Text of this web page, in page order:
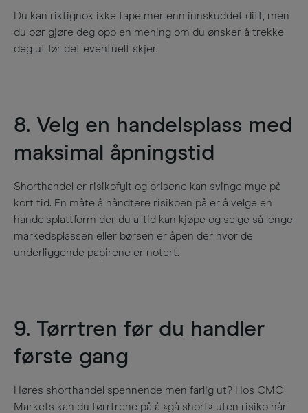
Du kan riktignok ikke tape mer enn innskuddet ditt, men
du bør gjøre deg opp en mening om du ønsker å trekke
deg ut før det eventuelt skjer.
8. Velg en handelsplass med
maksimal åpningstid
Shorthandel er risikofylt og prisene kan svinge mye på
kort tid. En måte å håndtere risikoen på er å velge en
handelsplattform der du alltid kan kjøpe og selge så lenge
markedsplassen eller børsen er åpen der hvor de
underliggende papirene er notert.
9. Tørrtren før du handler
første gang
Høres shorthandel spennende men farlig ut? Hos CMC
Markets kan du tørrtrene på å «gå short» uten risiko når